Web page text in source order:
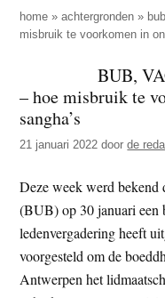
p
d
z
e
s
t
e
i
n
n
d
e
e
s
i
t
e
home »achtergronden »
misbruik te voorkomen in
BUB,
– hoe misbruik te
sangha’s
21 januari 2022 doorde
Deze week werd
(BUB) op 30 januari een
ledenvergadering heeft
voorgesteld om de
Antwerpen het